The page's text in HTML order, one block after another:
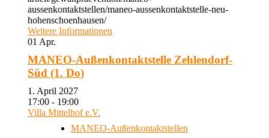
aussenkontaktstellen/maneo-aussenkontaktstelle-neu-
hohenschoenhausen/
Weitere Informationen
01 Apr.
MANEO-Außenkontaktstelle Zehlendorf-
Süd (1. Do)
1. April 2027
17:00 - 19:00
Villa Mittelhof e.V.
MANEO-Außenkontaktstellen